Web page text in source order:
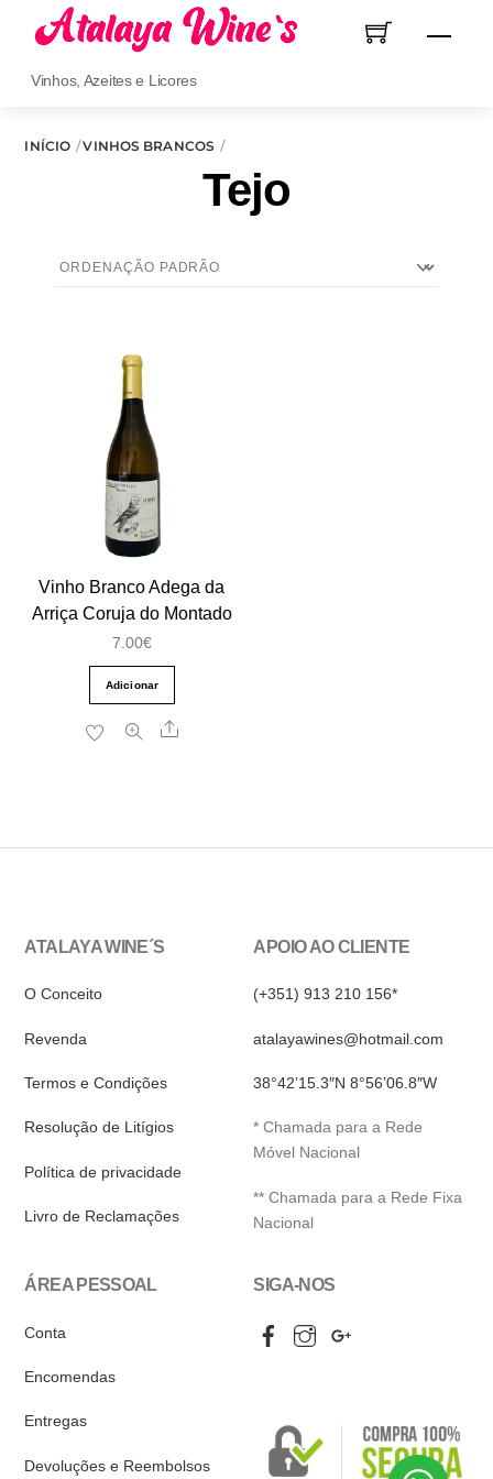
content
Menu
Vinhos, Azeites e Licores
INÍCIO VINHOS BRANCOS
Tejo
Vinho Branco Adega da
Arriça Coruja do Montado
7.00€
Adicionar
Share
ATALAYA WINE´S
O Conceito
Revenda
Termos e Condições
Resolução de Litígios
Política de privacidade
Livro de Reclamações
APOIO AO CLIENTE
(+351) 913 210 156*
atalayawines@hotmail.com
38°42’15.3″N 8°56’06.8″W
* Chamada para a Rede
Móvel Nacional
** Chamada para a Rede Fixa
Nacional
ÁREA PESSOAL
Conta
Encomendas
Entregas
Devoluções e Reembolsos
SIGA-NOS
FacebookInstagram